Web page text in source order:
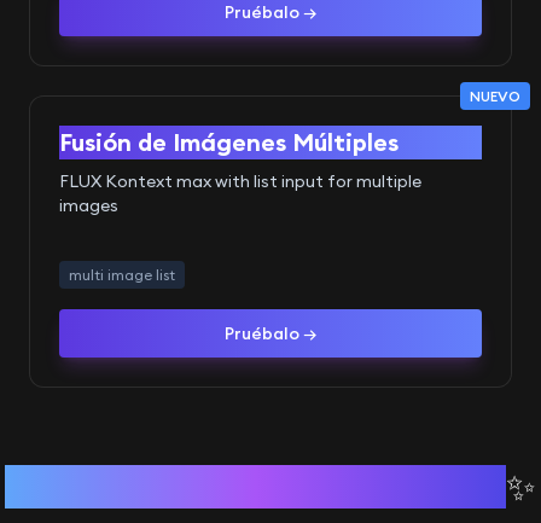
Pruébalo →
NUEVO
Antes Después
Fusión de Imágenes Múltiples
FLUX Kontext max with list input for multiple
images
multi image list
Pruébalo →
✨